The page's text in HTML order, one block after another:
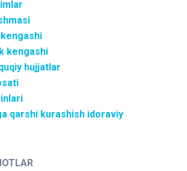
kengashi
hujjatlar
qarshi kurashish idoraviy